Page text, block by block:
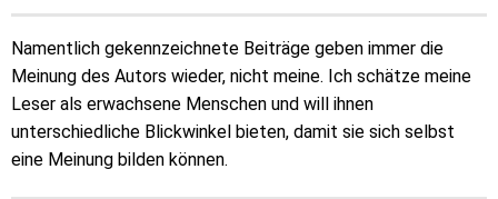
Namentlich gekennzeichnete Beiträge geben immer die
Meinung des Autors wieder, nicht meine. Ich schätze meine
Leser als erwachsene Menschen und will ihnen
unterschiedliche Blickwinkel bieten, damit sie sich selbst
eine Meinung bilden können.